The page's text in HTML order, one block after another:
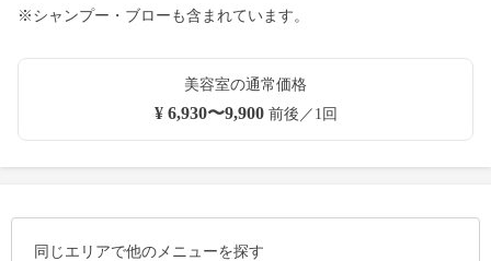
※シャンプー・ブローも含まれています。
美容室の通常価格
¥ 6,930〜9,900前後／1回
同じエリアで他のメニューを探す